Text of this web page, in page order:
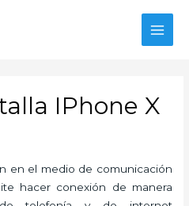
IPhone X
en el medio de comunicación
hacer conexión de manera